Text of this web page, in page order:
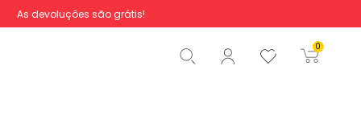
As devoluções são grátis!
0
Total 0,00 €
Iniciar ordem